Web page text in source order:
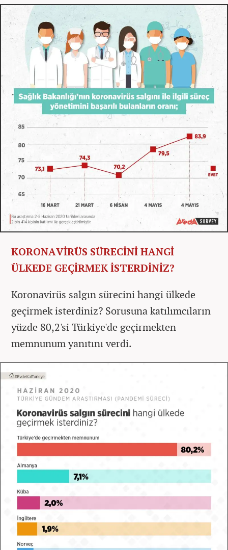
KORONAVİRÜS SÜRECİNİ HANGİ
ÜLKEDE GEÇİRMEK İSTERDİNİZ?
Koronavirüs salgın sürecini hangi ülkede
geçirmek isterdiniz? Sorusuna katılımcıların
yüzde 80,2'si Türkiye'de geçirmekten
memnunum yanıtını verdi.